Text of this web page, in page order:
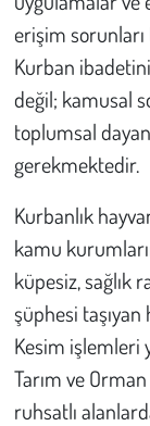
erişim
Kurban
değil; kamusal
toplumsal
gerekmektedir.
Kurbanlık
kamu
küpesiz, sağlık
şüphesi taşıyan
Kesim işlemleri
Tarım ve
ruhsatlı